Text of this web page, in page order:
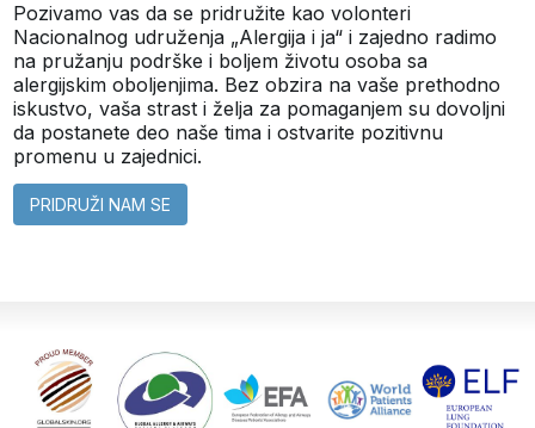
Pozivamo vas da se pridružite kao volonteri
Nacionalnog udruženja „Alergija i ja“ i zajedno radimo
na pružanju podrške i boljem životu osoba sa
alergijskim oboljenjima. Bez obzira na vaše prethodno
iskustvo, vaša strast i želja za pomaganjem su dovoljni
da postanete deo naše tima i ostvarite pozitivnu
promenu u zajednici.
PRIDRUŽI NAM SE